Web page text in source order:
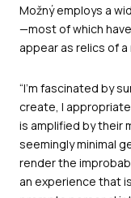
Možný employs a
—most of which
appear as relics of
“I’m fascinated by
create, I
is amplified by their
seemingly minimal
render the
an experience that